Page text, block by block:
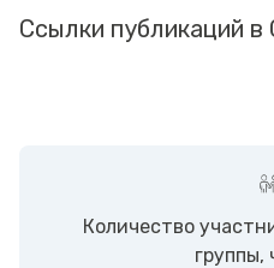
Ссылки публикаций
Количество
группы,